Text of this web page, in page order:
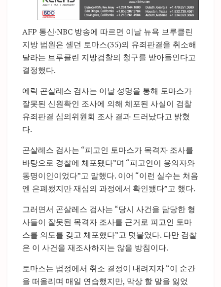
AFP 통신·NBC 방송에 따르면 이날 뉴욕 브루클린
지방 법원은 셸던 토마스(35)의 유죄판결을 취소해
달라는 브루클린 지방검찰의 청구를 받아들인다고
결정했다.
에릭 곤살레스 검사는 이날 성명을 통해 토마스가
잘못된 신원확인 조사에 의해 체포된 사실이 검찰
유죄판결 심의위원회 조사 결과 드러났다고 밝혔
다.
곤살레스 검사는 “피고인 토마스가 목격자 조사를
바탕으로 경찰에 체포됐다”며 “피고인이 용의자와
동명이인이었다”고 말했다. 이어 “이런 실수는 처음
엔 은폐됐지만 재심의 과정에서 확인됐다”고 했다.
그러면서 곤살레스 검사는 “당시 사건을 담당한 형
사들이 잘못된 목격자 조사를 근거로 피고인 토마
스를 의도를 갖고 체포했다”고 덧붙였다. 다만 검찰
은 이 사건을 재조사하지는 않을 방침이다.
토마스는 법정에서 취소 결정이 내려지자 “이 순간
을 떠올리며 매일 연습했지만, 막상 할 말을 잃었